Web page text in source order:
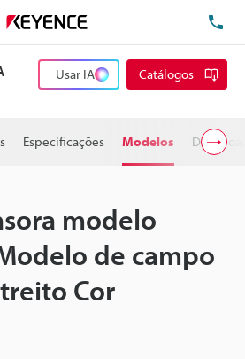
Usar IA Catálogos
Especificações Modelos
modelo
de campo
Cor